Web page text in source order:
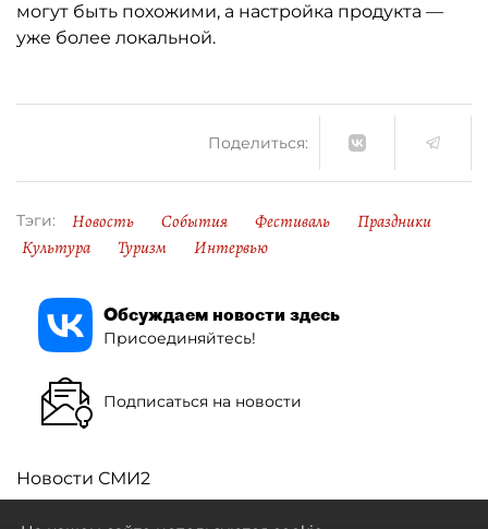
могут быть похожими, а настройка продукта —
уже более локальной.
Поделиться:
Тэги: Новость События Фестиваль
Праздники
Культура
Туризм Интервью
Обсуждаем новости здесь
Присоединяйтесь!
Подписаться на новости
Новости СМИ2